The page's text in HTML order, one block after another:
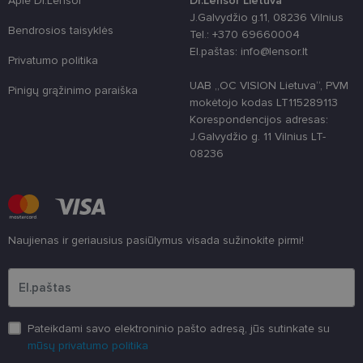
Bendrosios taisyklės
Privatumo politika
Pinigų grąžinimo paraiška
J.Galvydžio g.11, 08236 Vilnius
Tel.: +370 69660004
El.paštas: info@lensor.lt
UAB „OC VISION Lietuva“, PVM
mokėtojo kodas LT115289113
Korespondencijos adresas:
J.Galvydžio g. 11 Vilnius LT-
08236
Naujienas ir geriausius pasiūlymus visada sužinokite pirmi!
Pateikdami savo elektroninio pašto adresą, jūs sutinkate su
mūsų privatumo politika
unikaliems
atsitiktinai
priskiriant
kliento
Patobulinant
svetainės
našumą ir
CookieScriptConsent
CookieScript
www.lensor.lt
11 mėnesį
3 savaitės
paslauga
nuostatoms